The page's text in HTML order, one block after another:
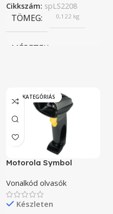
Cikkszám: spLS2208
TÖMEG 0,122 kg
MÉRETEK
BRAND
TERMÉK ÁLLAPOT
Új
KOMPATIBILIS
„A” KATEGÓRIÁS
Motorola Symbol
Vonalkód olvasók
Készleten